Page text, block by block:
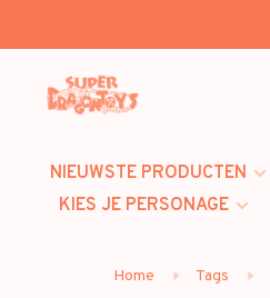
NIEUWSTE PRODUCTEN
KIES JE PERSONAGE
Home Tags